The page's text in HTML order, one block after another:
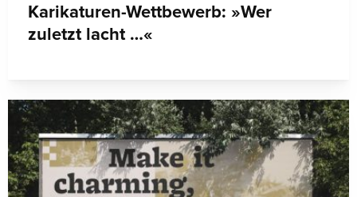
Karikaturen-Wettbewerb: »Wer
zuletzt lacht …«